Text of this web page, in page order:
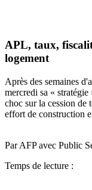
APL, taux,
logement
Après des semaines
mercredi sa «
choc sur la cession de
effort de construction
Par AFP avec Public
Temps de lecture :